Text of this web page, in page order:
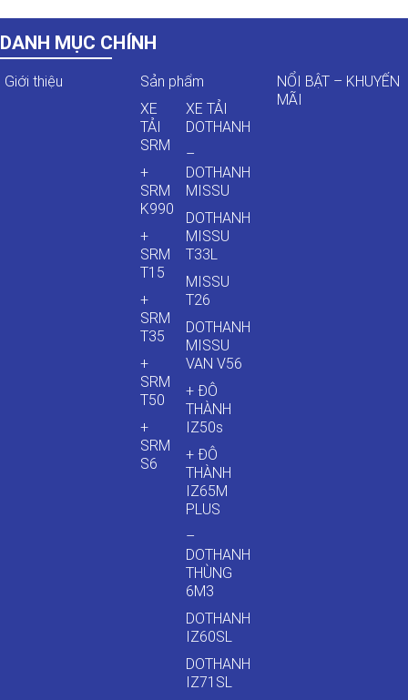
DANH MỤC CHÍNH
Giới thiệu
Sản phẩm
XE
TẢI
SRM
+
SRM
K990
+
SRM
T15
+
SRM
T35
+
SRM
T50
+
SRM
S6
XE TẢI
DOTHANH
–
DOTHANH
MISSU
DOTHANH
MISSU
T33L
MISSU
T26
DOTHANH
MISSU
VAN V56
+ ĐÔ
THÀNH
IZ50s
+ ĐÔ
THÀNH
IZ65M
PLUS
–
DOTHANH
THÙNG
6M3
DOTHANH
IZ60SL
DOTHANH
IZ71SL
NỔI BẬT – KHUYẾN
MÃI